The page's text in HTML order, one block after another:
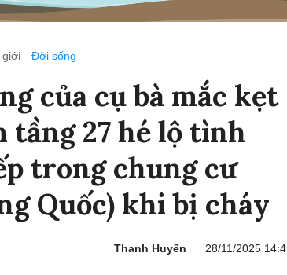
giới Đời sống
của cụ bà mắc kẹt
27 hé lộ tình
trong chung cư
Quốc) khi bị cháy
Thanh Huyền 28/11/2025